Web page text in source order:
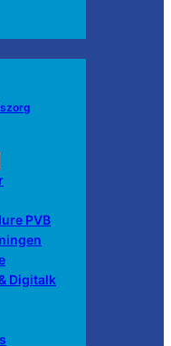
PVB
Digitalk